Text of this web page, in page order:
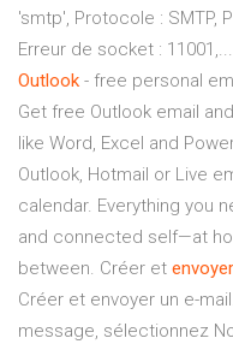
'smtp', Protocole : SMTP,
Erreur de socket :
Outlook - free personal
Get free Outlook email
like Word, Excel and
Outlook, Hotmail or Live
calendar. Everything you
and connected self—at
between. Créer et envoyer
Créer et envoyer un e-
message, sélectionnez